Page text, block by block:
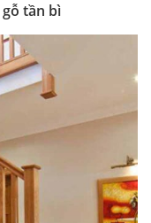
tần bì